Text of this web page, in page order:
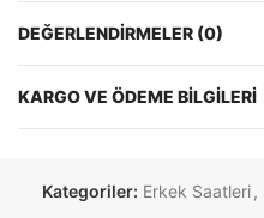
DEĞERLENDIRMELER (0)
KARGO VE ÖDEME BILGILERI
Kategoriler: Erkek Saatleri,